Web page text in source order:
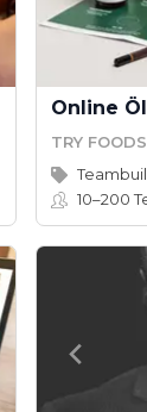
Online
TRY
10–200